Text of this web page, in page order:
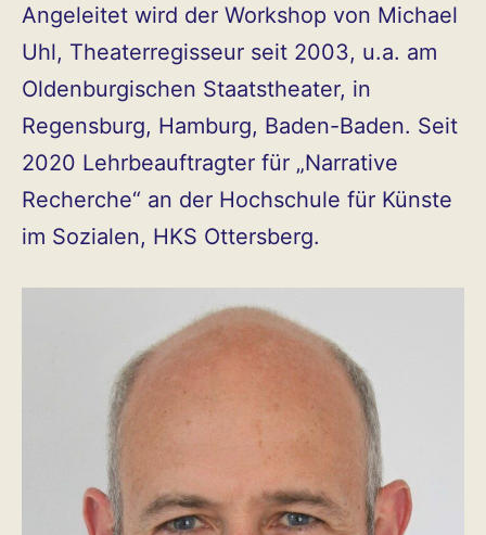
Angeleitet wird der Workshop von Michael
Uhl, Theaterregisseur seit 2003, u.a. am
Oldenburgischen Staatstheater, in
Regensburg, Hamburg, Baden-Baden. Seit
2020 Lehrbeauftragter für „Narrative
Recherche“ an der Hochschule für Künste
im Sozialen, HKS Ottersberg.